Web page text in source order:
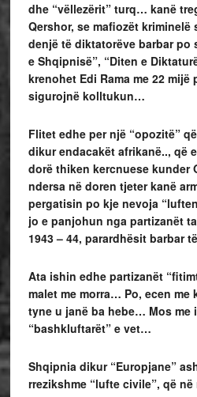
dhe “vëllezërit” turq… kanë
Qershor, se mafiozët
denjë të diktatorëve barbar po
e Shqipnisë”, “Diten e
krenohet Edi Rama me 22
sigurojnë kolltukun…
Flitet edhe per një “opozitë”
dikur endacakët afrikanë.., që
dorë thiken kercnuese kunder
ndersa në doren tjeter kanë
pergatisin po kje nevoja
jo e panjohun nga partizanët
1943 – 44, parardhësit barbar
Ata ishin edhe partizanët
malet me morra… Po, ecen me
tyne u janë ba hebe… Mos me
“bashkluftarët” e vet…
Shqipnia dikur “Europjane”
rrezikshme “lufte civile”, që